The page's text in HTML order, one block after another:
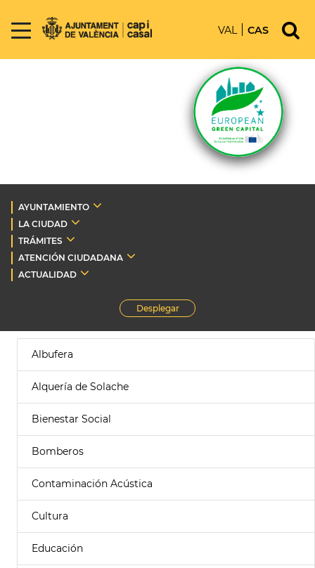
VAL CAS
AYUNTAMIENTO
LA CIUDAD
TRÁMITES
ATENCIÓN CIUDADANA
ACTUALIDAD
Desplegar
Albufera
Alquería de Solache
Bienestar Social
Bomberos
Contaminación Acústica
Cultura
Educación